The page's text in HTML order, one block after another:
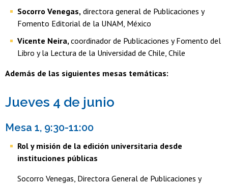
Socorro Venegas, directora general de Publicaciones y
Fomento Editorial de la UNAM, México
Vicente Neira,coordinador de Publicaciones y Fomento del
Libro y la Lectura de la Universidad de Chile, Chile
Además de las siguientes mesas temáticas:
Jueves 4 de junio
Mesa 1, 9:30-11:00
Rol y misión de la edición universitaria desde
instituciones públicas
Socorro Venegas, Directora General de Publicaciones y